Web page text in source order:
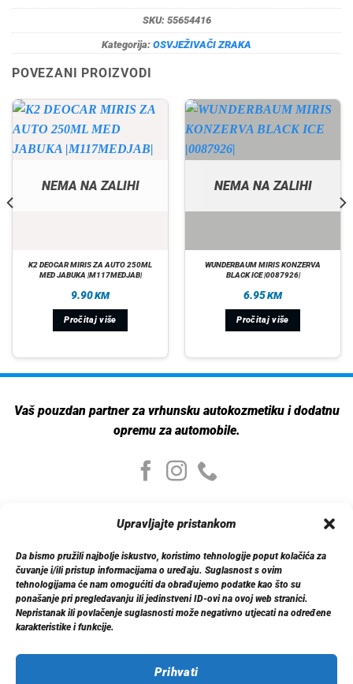
Upravljajte pristankom
Da bismo pružili najbolje iskustvo, koristimo tehnologije poput kolačića za
čuvanje i/ili pristup informacijama o uređaju. Suglasnost s ovim
tehnologijama će nam omogućiti da obrađujemo podatke kao što su
ponašanje pri pregledavanju ili jedinstveni ID-ovi na ovoj web stranici.
Nepristanak ili povlačenje suglasnosti može negativno utjecati na određene
karakteristike i funkcije.
Prihvati
SKU: 55654416
Kategorija: OSVJEŽIVAČI ZRAKA
POVEZANI PROIZVODI
NEMA NA ZALIHI
K2 DEOCAR MIRIS ZA AUTO 250ML
MED JABUKA |M117MEDJAB|
9.90KM
Pročitaj više
NEMA NA ZALIHI
WUNDERBAUM MIRIS KONZERVA
BLACK ICE |0087926|
6.95KM
Pročitaj više
Vaš pouzdan partner za vrhunsku autokozmetiku i dodatnu
opremu za automobile.
Moj nalog
Moj nalog
Moje narudžbe
Detalji računa
Log out
Informacije
Politika privatnosti